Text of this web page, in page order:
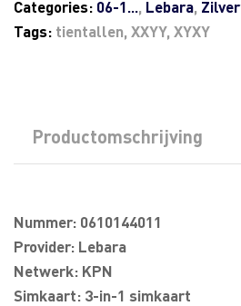
Categories: 06-1..., Lebara, Zilver
Tags: tientallen, XXYY, XYXY
Productomschrijving
Nummer: 0610144011
Provider: Lebara
Netwerk: KPN
Simkaart: 3-in-1 simkaart